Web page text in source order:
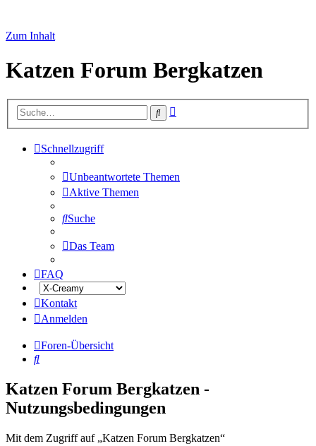
Zum Inhalt
Katzen Forum Bergkatzen
Suche
Schnellzugriff
Unbeantwortete Themen
Aktive Themen
Suche
Das Team
FAQ
Kontakt
Anmelden
Foren-Übersicht
Suche
Katzen Forum Bergkatzen -
Nutzungsbedingungen
Mit dem Zugriff auf „Katzen Forum Bergkatzen“